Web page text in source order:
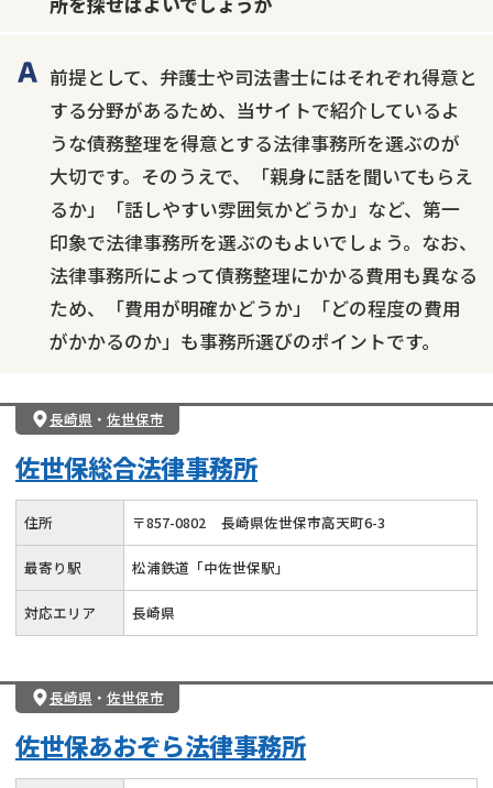
前提として、弁護士や司法書士にはそれぞれ得意と
する分野があるため、当サイトで紹介しているよ
うな債務整理を得意とする法律事務所を選ぶのが
大切です。そのうえで、「親身に話を聞いてもらえ
るか」「話しやすい雰囲気かどうか」など、第一
印象で法律事務所を選ぶのもよいでしょう。なお、
法律事務所によって債務整理にかかる費用も異なる
ため、「費用が明確かどうか」「どの程度の費用
がかかるのか」も事務所選びのポイントです。
長崎県 ・ 佐世保市
佐世保総合法律事務所
住所 〒857-0802 長崎県佐世保市高天町6-3
最寄り駅 松浦鉄道「中佐世保駅」
対応エリア 長崎県
長崎県 ・ 佐世保市
佐世保あおぞら法律事務所